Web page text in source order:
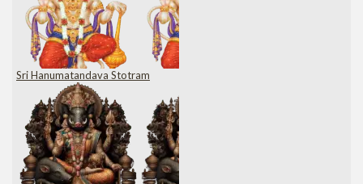
Sri Hanumatandava Stotram